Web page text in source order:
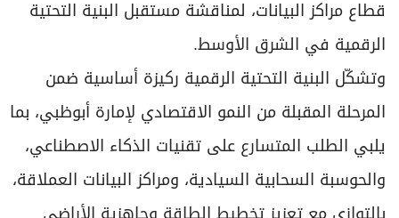
قطاع مراكز البيانات، لمناقشة مستقبل البنية التحتية
الرقمية في الشرق الأوسط.
وتشكّل البنية التحتية الرقمية ركيزة أساسية ضمن
المرحلة المقبلة من النمو الاقتصادي لإمارة أبوظبي، بما
يلبي الطلب المتسارع على تقنيات الذكاء الاصطناعي،
والحوسبة السحابية السيادية، ومراكز البيانات العملاقة،